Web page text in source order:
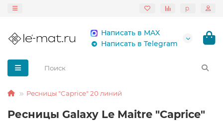
р.
Написать в MAX
Написать в Telegram
Ресницы "Caprice" 20 линий
Ресницы Galaxy Le Maitre "Caprice"